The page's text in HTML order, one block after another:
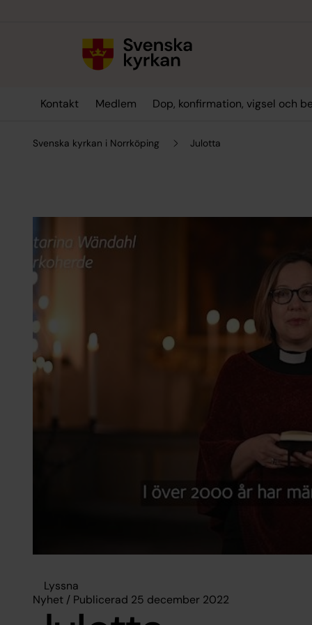
Kontakt Medlem Dop, konfirmation, vigsel och
Svenska kyrkan i Norrköping Julotta
Lyssna
Nyhet / Publicerad 25 december 2022